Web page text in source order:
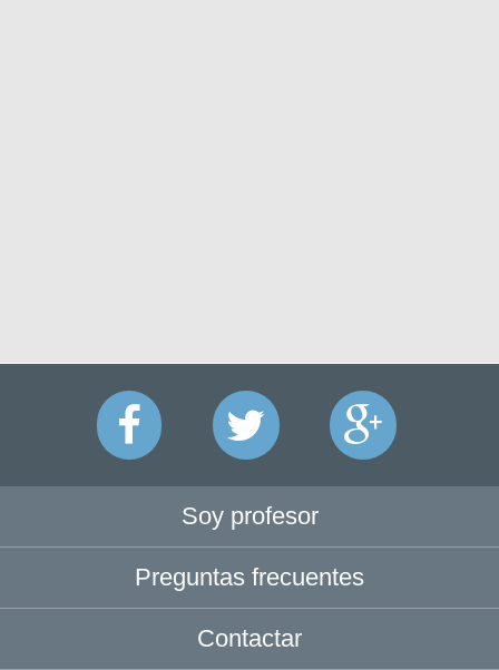
Soy profesor
Preguntas frecuentes
Contactar